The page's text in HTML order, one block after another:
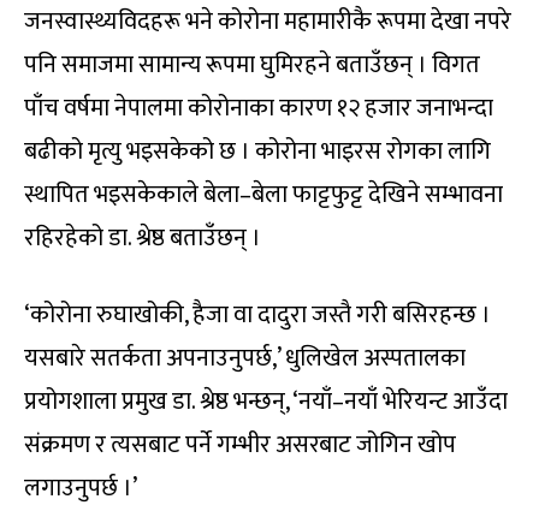
जनस्वास्थ्यविदहरू भने कोरोना महामारीकै रूपमा देखा नपरे
पनि समाजमा सामान्य रूपमा घुमिरहने बताउँछन् । विगत
पाँच वर्षमा नेपालमा कोरोनाका कारण १२ हजार जनाभन्दा
बढीको मृत्यु भइसकेको छ । कोरोना भाइरस रोगका लागि
स्थापित भइसकेकाले बेला–बेला फाट्टफुट्ट देखिने सम्भावना
रहिरहेको डा. श्रेष्ठ बताउँछन् ।
‘कोरोना रुघाखोकी, हैजा वा दादुरा जस्तै गरी बसिरहन्छ ।
यसबारे सतर्कता अपनाउनुपर्छ,’ धुलिखेल अस्पतालका
प्रयोगशाला प्रमुख डा. श्रेष्ठ भन्छन्, ‘नयाँ–नयाँ भेरियन्ट आउँदा
संक्रमण र त्यसबाट पर्ने गम्भीर असरबाट जोगिन खोप
लगाउनुपर्छ ।’